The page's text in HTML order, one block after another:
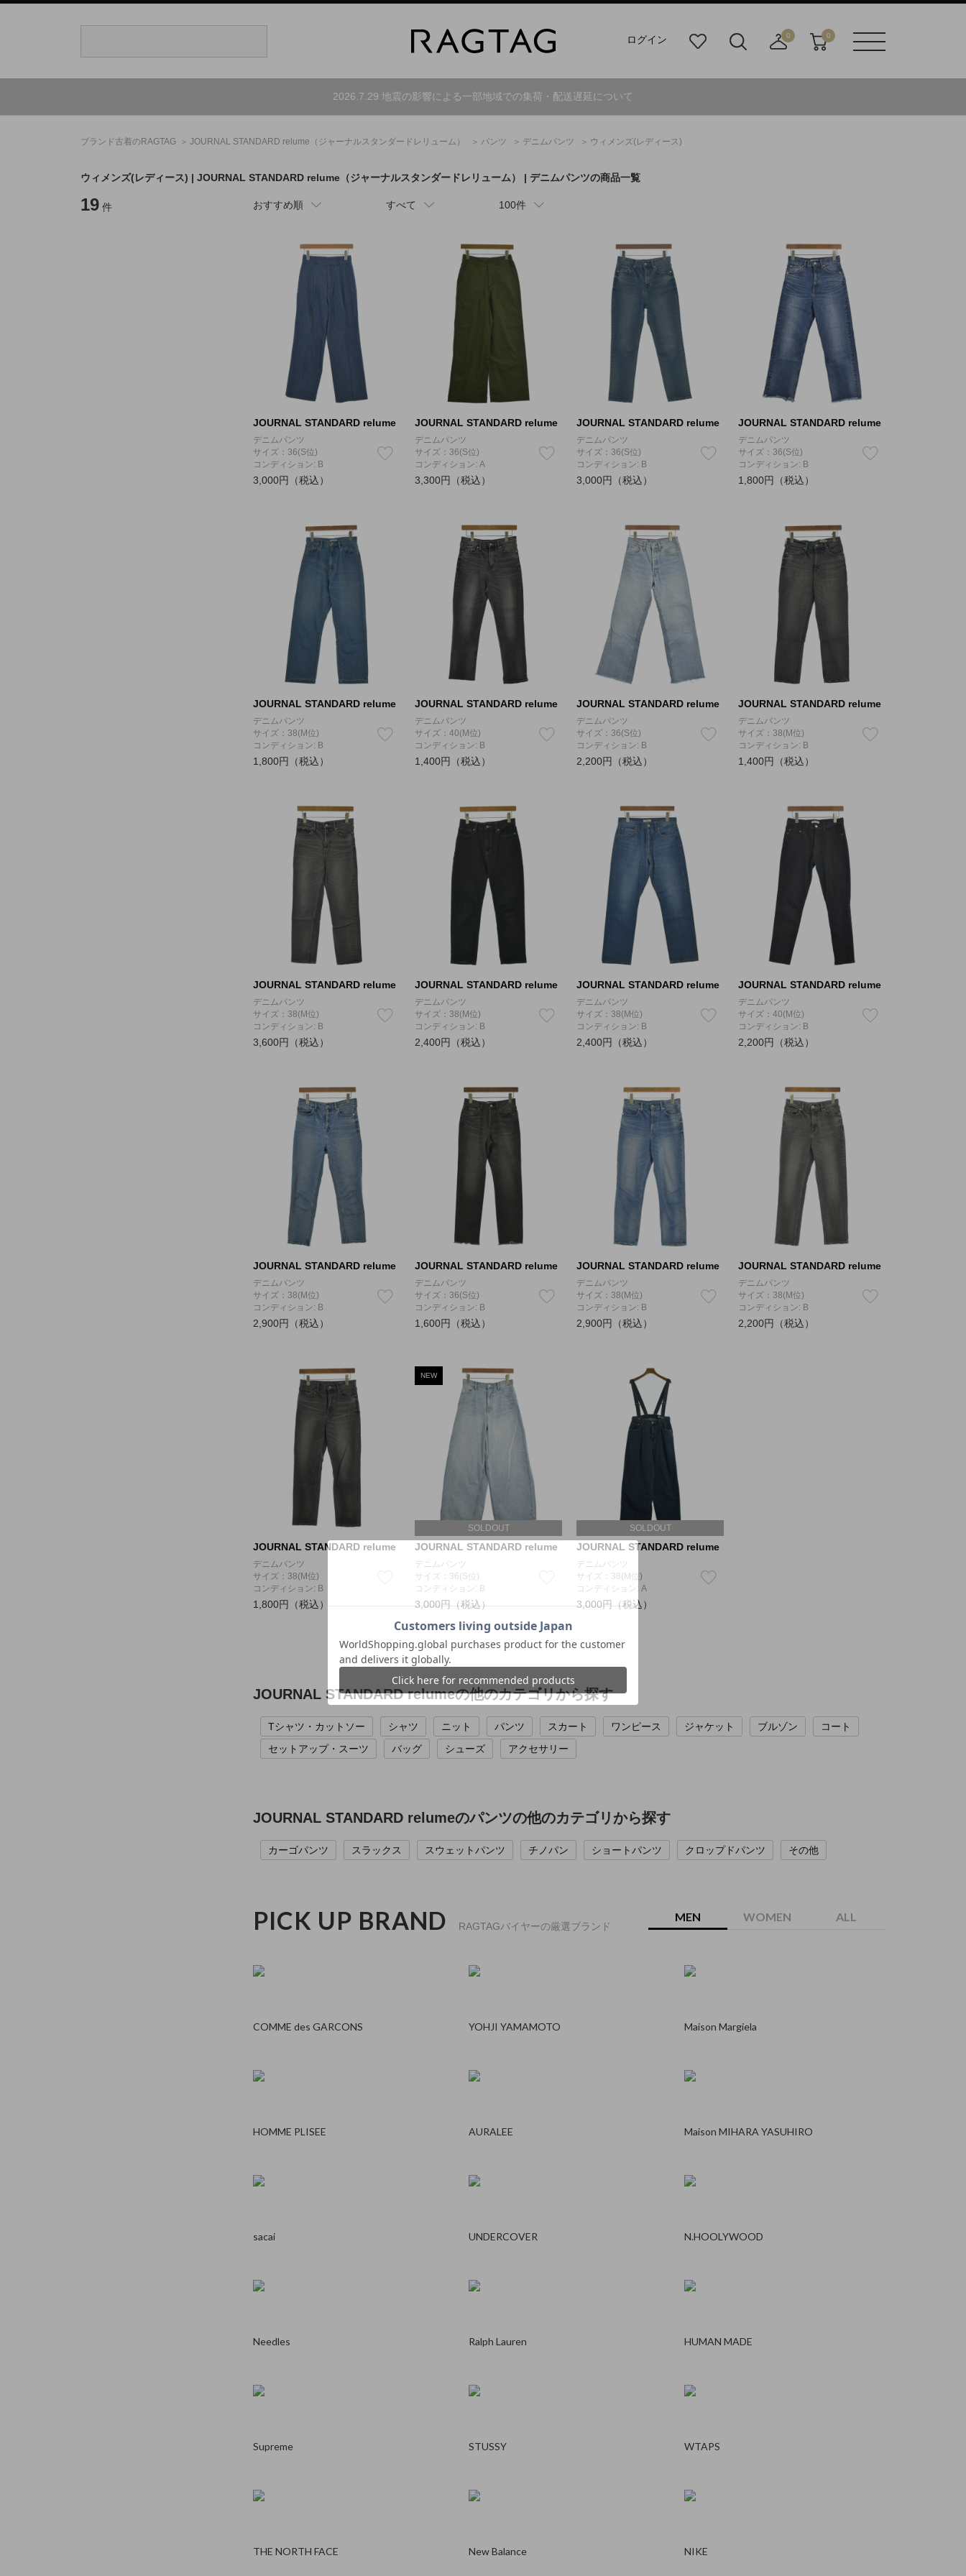
ログイン
り
ダ
0
寄
0
2026.7.29 地震の影響による一部地域での集荷・配送遅延について
ブランド古着のRAGTAG JOURNAL STANDARD relume （ジャーナルスタンダードレリューム） パンツ デニムパンツ ウィメンズ(レディース)
ウィメンズ(レディース) | JOURNAL STANDARD relume （ジャーナルスタンダードレリューム） | デニムパンツの商品一覧
19 件 おすすめ順 すべて 100件
JOURNAL STANDARD relume
デニムパンツ
サイズ：36(S位)
コンディション: B
3,000円（税込）
JOURNAL STANDARD relume
デニムパンツ
サイズ：36(S位)
コンディション: A
3,300円（税込）
JOURNAL STANDARD relume
デニムパンツ
サイズ：36(S位)
コンディション: B
3,000円（税込）
JOURNAL STANDARD relume
デニムパンツ
サイズ：36(S位)
コンディション: B
1,800円（税込）
JOURNAL STANDARD relume
デニムパンツ
サイズ：38(M位)
コンディション: B
1,800円（税込）
JOURNAL STANDARD relume
デニムパンツ
サイズ：40(M位)
コンディション: B
1,400円（税込）
JOURNAL STANDARD relume
デニムパンツ
サイズ：36(S位)
コンディション: B
2,200円（税込）
JOURNAL STANDARD relume
デニムパンツ
サイズ：38(M位)
コンディション: B
1,400円（税込）
JOURNAL STANDARD relume
デニムパンツ
サイズ：38(M位)
コンディション: B
3,600円（税込）
JOURNAL STANDARD relume
デニムパンツ
サイズ：38(M位)
コンディション: B
2,400円（税込）
JOURNAL STANDARD relume
デニムパンツ
サイズ：38(M位)
コンディション: B
2,400円（税込）
JOURNAL STANDARD relume
デニムパンツ
サイズ：40(M位)
コンディション: B
2,200円（税込）
JOURNAL STANDARD relume
デニムパンツ
サイズ：38(M位)
コンディション: B
2,900円（税込）
JOURNAL STANDARD relume
デニムパンツ
サイズ：36(S位)
コンディション: B
1,600円（税込）
JOURNAL STANDARD relume
デニムパンツ
サイズ：38(M位)
コンディション: B
2,900円（税込）
JOURNAL STANDARD relume
デニムパンツ
サイズ：38(M位)
コンディション: B
2,200円（税込）
JOURNAL STANDARD relume
デニムパンツ
サイズ：38(M位)
コンディション: B
1,800円（税込）
NEW
SOLDOUT
JOURNAL STANDARD relume
デニムパンツ
サイズ：36(S位)
コンディション: B
3,000円（税込）
SOLDOUT
JOURNAL STANDARD relume
デニムパンツ
サイズ：38(M位)
コンディション: A
3,000円（税込）
JOURNAL STANDARD relumeの他のカテゴリから探す
Tシャツ・カットソー シャツ ニット パンツ スカート ワンピース ジャケット ブルゾン
コート
セットアップ・スーツ
バッグ シューズ アクセサリー
JOURNAL STANDARD relumeのパンツの他のカテゴリから探す
カーゴパンツ スラックス スウェットパンツ チノパン ショートパンツ クロップドパンツ その他
PICK UP BRAND RAGTAGバイヤーの厳選ブランド
MEN WOMEN ALL
COMME des GARCONS YOHJI YAMAMOTO Maison Margiela
HOMME PLISEE AURALEE Maison MIHARA YASUHIRO
sacai UNDERCOVER N.HOOLYWOOD
Needles Ralph Lauren HUMAN MADE
Supreme STUSSY WTAPS
THE NORTH FACE New Balance NIKE